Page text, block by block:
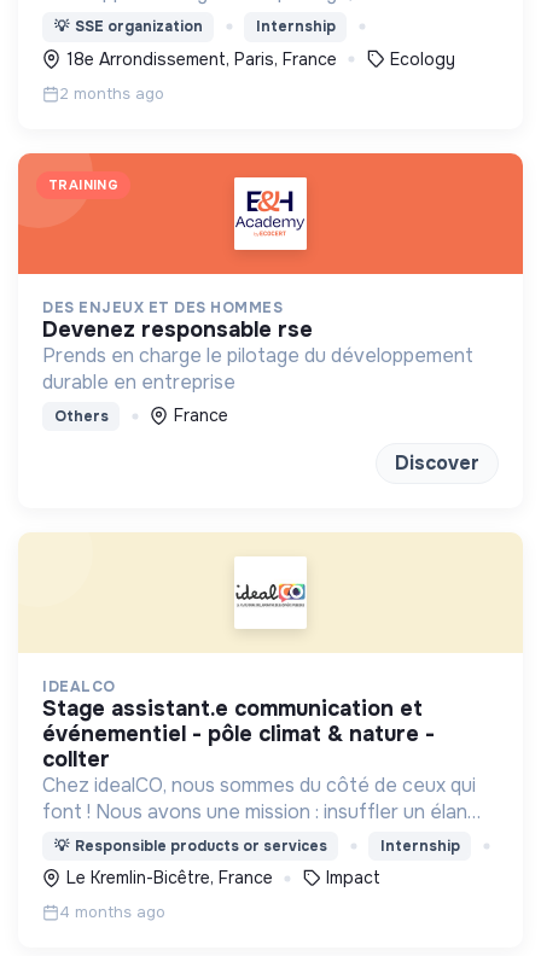
consacre à la promotion de l’écologie urbaine pour
un Paris plus vert, plus inclusif et résilient.
💡 SSE organization Internship
18e Arrondissement, Paris, France Ecology
2 months ago
TRAINING
DES ENJEUX ET DES HOMMES
devenez responsable rse
Prends en charge le pilotage du développement
durable en entreprise
Others France
Discover
IDEALCO
stage assistant.e communication et
événementiel - pôle climat & nature -
collter
Chez idealCO, nous sommes du côté de ceux qui
font ! Nous avons une mission : insuffler un élan
collectif dans le monde public.
💡 Responsible products or services Internship
Le Kremlin-Bicêtre, France Impact
4 months ago